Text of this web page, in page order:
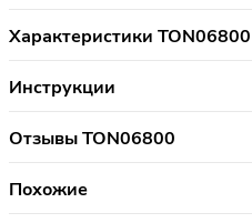
Характеристики TON06800
Инструкции
Отзывы TON06800
Похожие